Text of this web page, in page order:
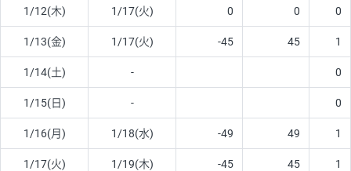
1/12(木) 1/17(火) 0 0 0
1/13(金) 1/17(火) -45 45 1
1/14(土) - 0
1/15(日) - 0
1/16(月) 1/18(水) -49 49 1
1/17(火) 1/19(木) -45 45 1